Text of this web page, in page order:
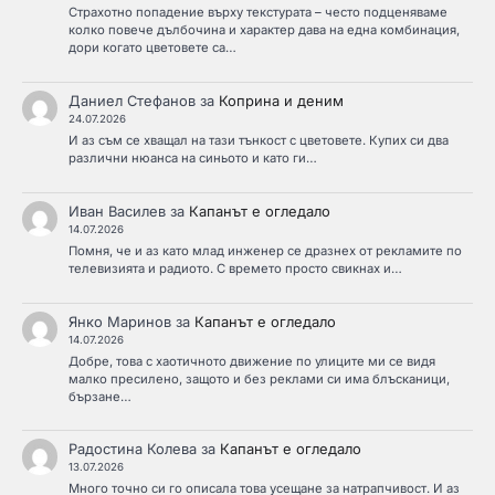
Страхотно попадение върху текстурата – често подценяваме
колко повече дълбочина и характер дава на една комбинация,
дори когато цветовете са…
Даниел Стефановза Коприна и деним
24.07.2026
И аз съм се хващал на тази тънкост с цветовете. Купих си два
различни нюанса на синьото и като ги…
Иван Василевза Капанът е огледало
14.07.2026
Помня, че и аз като млад инженер се дразнех от рекламите по
телевизията и радиото. С времето просто свикнах и…
Янко Мариновза Капанът е огледало
14.07.2026
Добре, това с хаотичното движение по улиците ми се видя
малко пресилено, защото и без реклами си има блъсканици,
бързане…
Радостина Колеваза Капанът е огледало
13.07.2026
Много точно си го описала това усещане за натрапчивост. И аз